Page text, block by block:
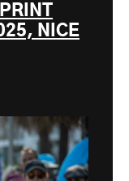
NICE